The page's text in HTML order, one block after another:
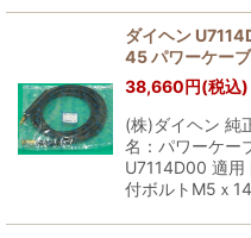
ダイヘン
45 パワーケー
38,660円(税込)
(株)ダイヘン
名：パワーケー
U7114D00 適
付ボルトM5ｘ